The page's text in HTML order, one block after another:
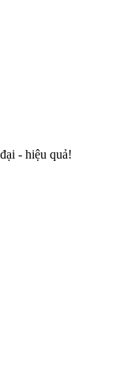
- hiệu quả!